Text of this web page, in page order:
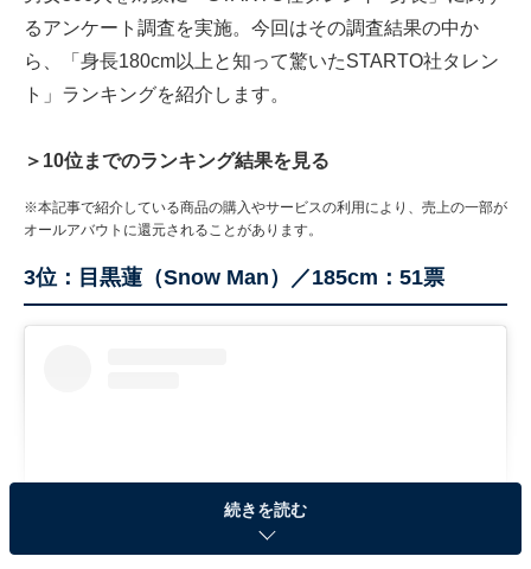
るアンケート調査を実施。今回はその調査結果の中か
ら、「身長180cm以上と知って驚いたSTARTO社タレン
ト」ランキングを紹介します。
＞10位までのランキング結果を見る
※本記事で紹介している商品の購入やサービスの利用により、売上の一部が
オールアバウトに還元されることがあります。
3位：目黒蓮（Snow Man）／185cm：51票
続きを読む